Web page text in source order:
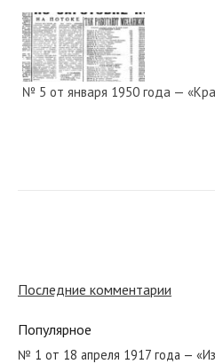
№ 5 от января 1950 года —
№ 112 от июня 1946 года —
Последние комментарии
Популярное
№ 1 от 18 апреля 1917 года —